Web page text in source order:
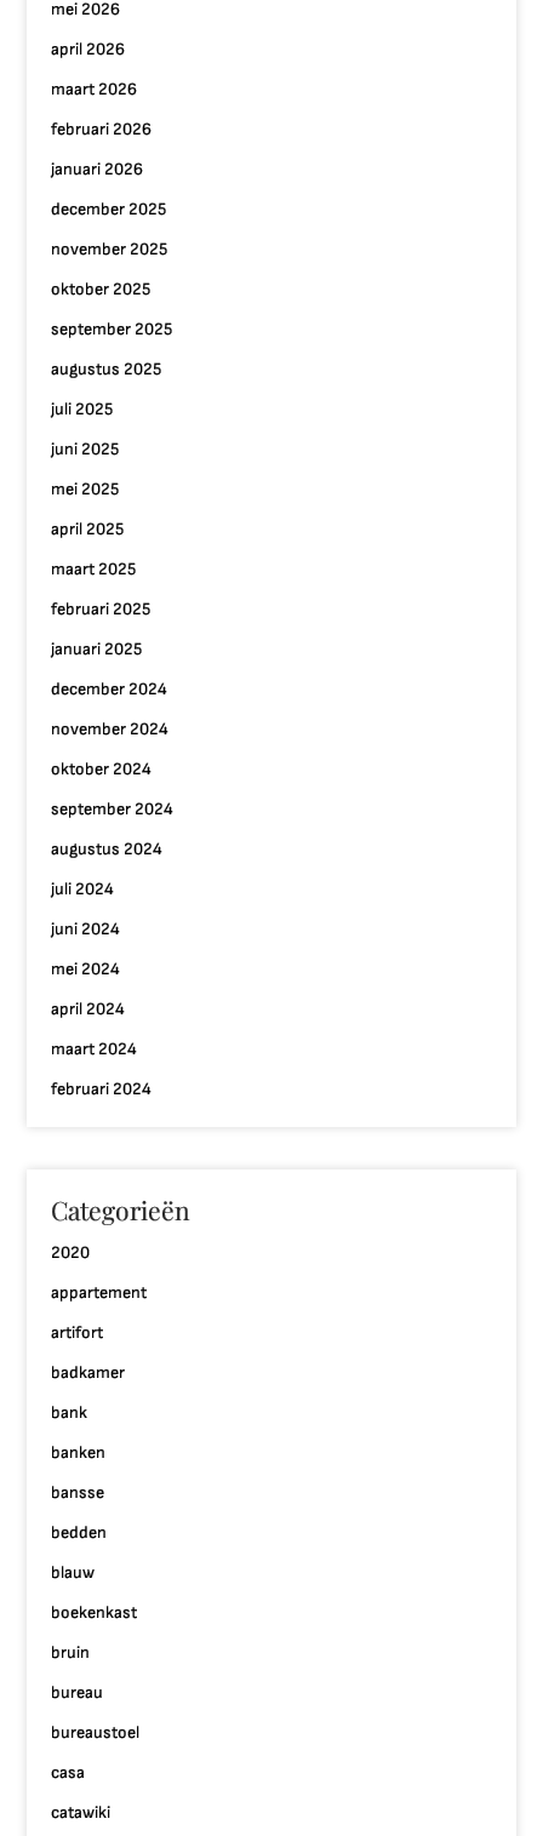
mei 2026
april 2026
maart 2026
februari 2026
januari 2026
december 2025
november 2025
oktober 2025
september 2025
augustus 2025
juli 2025
juni 2025
mei 2025
april 2025
maart 2025
februari 2025
januari 2025
december 2024
november 2024
oktober 2024
september 2024
augustus 2024
juli 2024
juni 2024
mei 2024
april 2024
maart 2024
februari 2024
Categorieën
2020
appartement
artifort
badkamer
bank
banken
bansse
bedden
blauw
boekenkast
bruin
bureau
bureaustoel
casa
catawiki